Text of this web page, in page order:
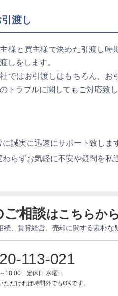
引渡し
様と買主様で決めた引渡し時
しをします。
ではお引渡しはもちろん、お
トラブルに関してもご対応致し
誠実に迅速にサポート致しま
らずお気軽に不安や疑問を私
ご相談はこちらから
続、賃貸経営、売却に関する素朴な
113-021
18:00 定休日 水曜日
だければ時間外でもOKです。